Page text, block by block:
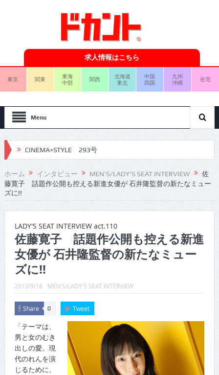
求人情報はこちら
東京 関東
東海
中部
関西
北海道
東北
中国
四国
九州
沖縄
在宅
Menu
CINEMA×STYLE 293号
CINEMA×STYLE 292号
CINEMA×STYLE 291号
CINEMA×STYLE 290号
CINEMA×STYLE 289号
CINEMA×STYLE 288号
CINEMA×STYLE 287号
CINEMA×STYLE 294号
ホーム インタビュー MEN'S/LADY'S SEAT INTERVIEW
佐
藤寛子 話題作公開も控える新進女優が 石井隆監督の新たなミュー
ズに!!
LADY'S SEAT INTERVIEW act.110
佐藤寛子 話題作公開も控える新進
女優が 石井隆監督の新たなミュー
ズに!!
2010/9/16 MEN'S/LADY'S SEAT INTERVIEW
Share 0 Tweet
「テーマは、
男と女のむき
出しの愛。現
代のれんを演
じるために、